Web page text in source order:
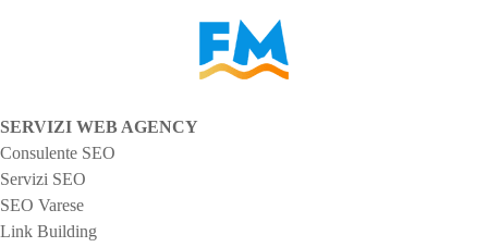
SERVIZI WEB AGENCY
Consulente SEO
Servizi SEO
SEO Varese
Link Building